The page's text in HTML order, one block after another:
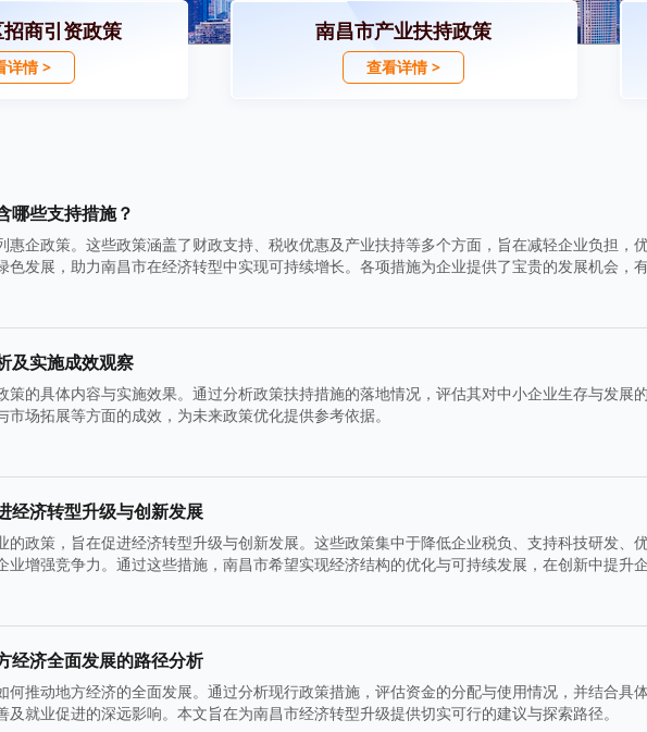
商引资政策
详情 >
南昌市产业扶持政策
查看详情 >
哪些支持措施？
惠企政策。这些政策涵盖了财政支持、税收优惠及产业扶持等多个方面，旨在减轻企业负担，
色发展，助力南昌市在经济转型中实现可持续增长。各项措施为企业提供了宝贵的发展机会，
及实施成效观察
策的具体内容与实施效果。通过分析政策扶持措施的落地情况，评估其对中小企业生存与发展
场拓展等方面的成效，为未来政策优化提供参考依据。
经济转型升级与创新发展
政策，旨在促进经济转型升级与创新发展。这些政策集中于降低企业税负、支持科技研发、
业增强竞争力。通过这些措施，南昌市希望实现经济结构的优化与可持续发展，在创新中提升
经济全面发展的路径分析
推动地方经济的全面发展。通过分析现行政策措施，评估资金的分配与使用情况，并结合具
就业促进的深远影响。本文旨在为南昌市经济转型升级提供切实可行的建议与探索路径。